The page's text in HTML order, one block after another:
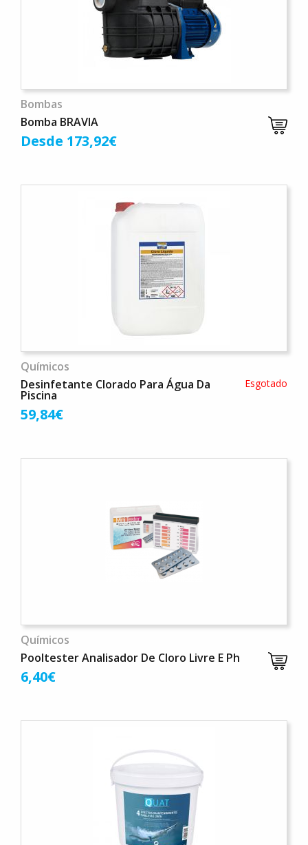
Bombas
Bomba BRAVIA
Desde 173,92€
Químicos
Desinfetante Clorado Para Água Da
Piscina
Esgotado
59,84€
Químicos
Pooltester Analisador De Cloro Livre E Ph
6,40€